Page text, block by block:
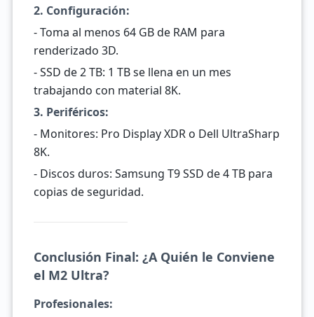
2. Configuración:
- Toma al menos 64 GB de RAM para
renderizado 3D.
- SSD de 2 TB: 1 TB se llena en un mes
trabajando con material 8K.
3. Periféricos:
- Monitores: Pro Display XDR o Dell UltraSharp
8K.
- Discos duros: Samsung T9 SSD de 4 TB para
copias de seguridad.
Conclusión Final: ¿A Quién le Conviene
el M2 Ultra?
Profesionales: